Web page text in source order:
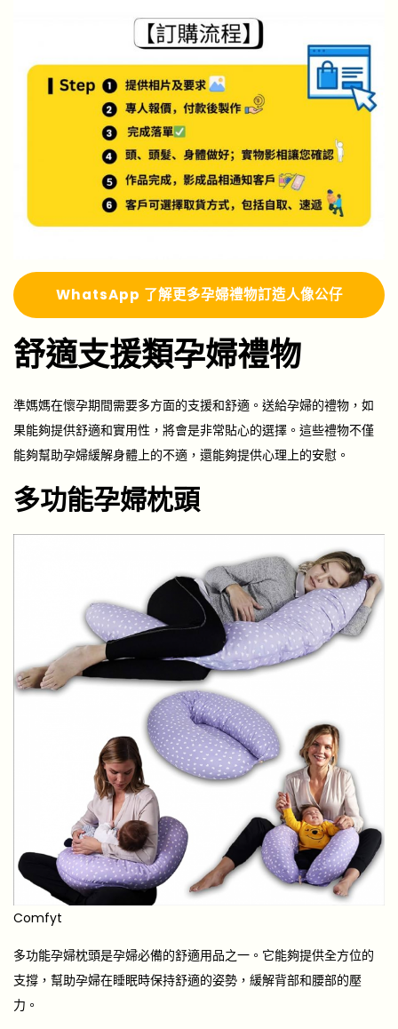
WhatsApp 了解更多孕婦禮物訂造人像公仔
舒適支援類孕婦禮物
準媽媽在懷孕期間需要多方面的支援和舒適。送給孕婦的禮物，如
果能夠提供舒適和實用性，將會是非常貼心的選擇。這些禮物不僅
能夠幫助孕婦緩解身體上的不適，還能夠提供心理上的安慰。
多功能孕婦枕頭
Comfyt
多功能孕婦枕頭是孕婦必備的舒適用品之一。它能夠提供全方位的
支撐，幫助孕婦在睡眠時保持舒適的姿勢，緩解背部和腰部的壓
力。